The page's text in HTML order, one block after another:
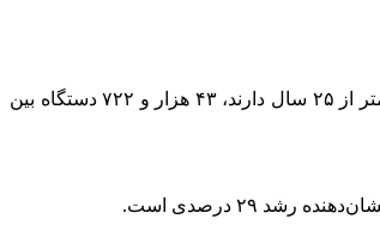
فعال در جاده‌های کشور، ۳۷۱ هزار و ۱۴۹ دستگاه سن کمتر از ۲۵ سال دارند، ۴۳ هزار و ۷۲۲ دستگاه بین